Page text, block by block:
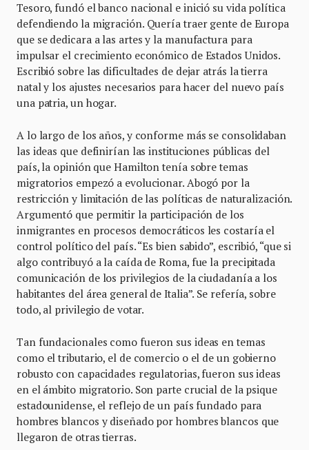
Tesoro, fundó el banco nacional e inició su vida política
defendiendo la migración. Quería traer gente de Europa
que se dedicara a las artes y la manufactura para
impulsar el crecimiento económico de Estados Unidos.
Escribió sobre las dificultades de dejar atrás la tierra
natal y los ajustes necesarios para hacer del nuevo país
una patria, un hogar.
A lo largo de los años, y conforme más se consolidaban
las ideas que definirían las instituciones públicas del
país, la opinión que Hamilton tenía sobre temas
migratorios empezó a evolucionar. Abogó por la
restricción y limitación de las políticas de naturalización.
Argumentó que permitir la participación de los
inmigrantes en procesos democráticos les costaría el
control político del país. “Es bien sabido”, escribió, “que si
algo contribuyó a la caída de Roma, fue la precipitada
comunicación de los privilegios de la ciudadanía a los
habitantes del área general de Italia”. Se refería, sobre
todo, al privilegio de votar.
Tan fundacionales como fueron sus ideas en temas
como el tributario, el de comercio o el de un gobierno
robusto con capacidades regulatorias, fueron sus ideas
en el ámbito migratorio. Son parte crucial de la psique
estadounidense, el reflejo de un país fundado para
hombres blancos y diseñado por hombres blancos que
llegaron de otras tierras.